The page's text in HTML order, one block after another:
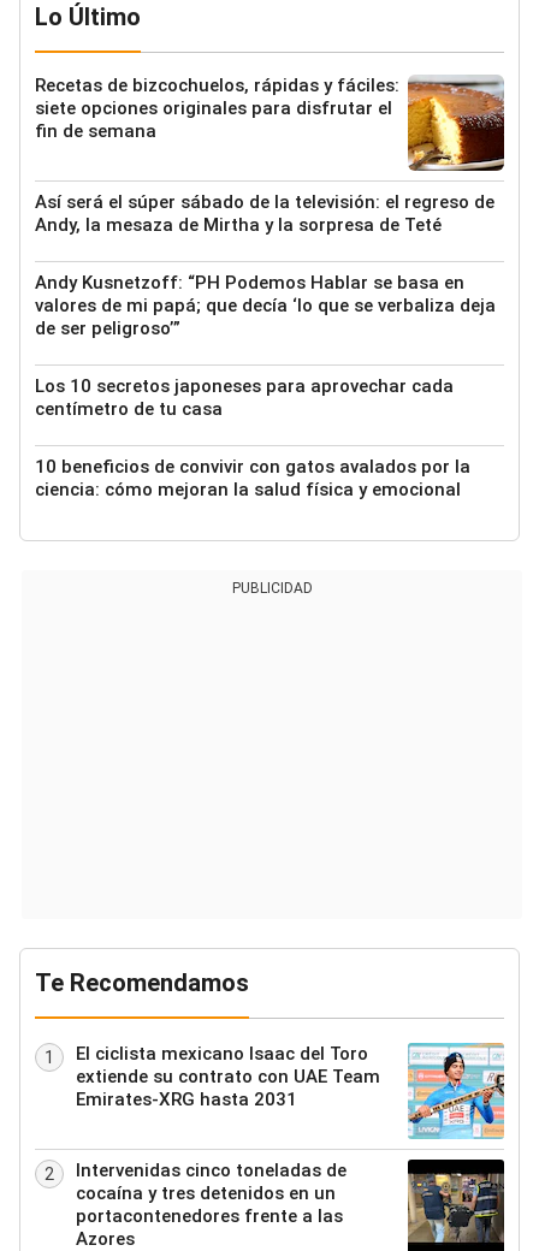
Lo Último
Recetas de bizcochuelos, rápidas y fáciles:
siete opciones originales para disfrutar el
fin de semana
Así será el súper sábado de la televisión: el regreso de
Andy, la mesaza de Mirtha y la sorpresa de Teté
Andy Kusnetzoff: “PH Podemos Hablar se basa en
valores de mi papá; que decía ‘lo que se verbaliza deja
de ser peligroso’”
Los 10 secretos japoneses para aprovechar cada
centímetro de tu casa
10 beneficios de convivir con gatos avalados por la
ciencia: cómo mejoran la salud física y emocional
PUBLICIDAD
Te Recomendamos
1
El ciclista mexicano Isaac del Toro
extiende su contrato con UAE Team
Emirates-XRG hasta 2031
2
Intervenidas cinco toneladas de
cocaína y tres detenidos en un
portacontenedores frente a las
Azores